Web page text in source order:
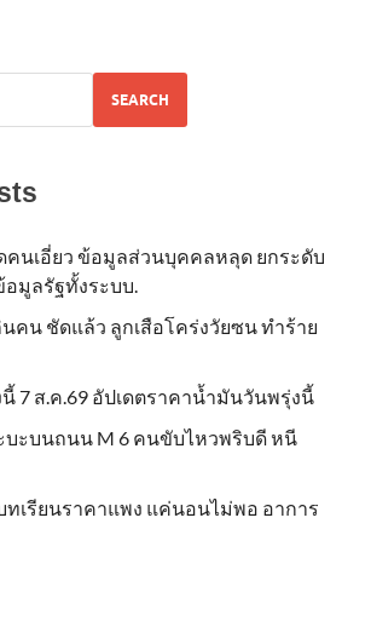
SEARCH
คนเอี่ยว ข้อมูลส่วนบุคคลหลุด ยกระดับ
มูลรัฐทั้งระบบ.
นคน ชัดแล้ว ลูกเสือโคร่งวัยซน ทำร้าย
7 ส.ค.69 อัปเดตราคาน้ำมันวันพรุ่งนี้
บะบนถนน M 6 คนขับไหวพริบดี หนี
ทเรียนราคาแพง แค่นอนไม่พอ อาการ